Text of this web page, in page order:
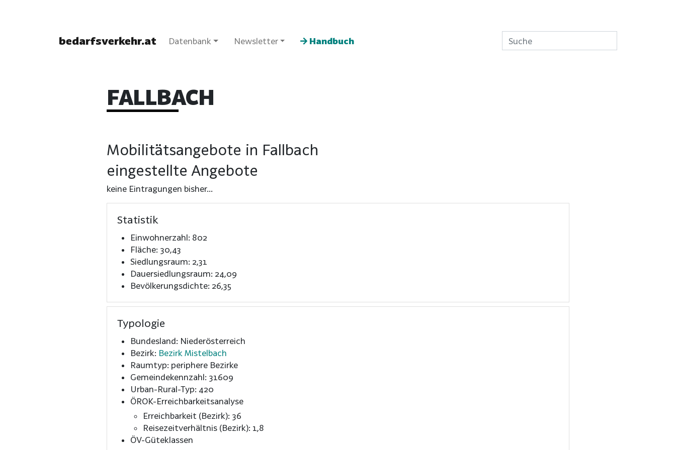
bedarfsverkehr.at Datenbank Newsletter Handbuch
FALLBACH
Mobilitätsangebote in Fallbach
eingestellte Angebote
keine Eintragungen bisher...
Statistik
Einwohnerzahl: 802
Fläche: 30,43
Siedlungsraum: 2,31
Dauersiedlungsraum: 24,09
Bevölkerungsdichte: 26,35
Typologie
Bundesland: Niederösterreich
Bezirk: Bezirk Mistelbach
Raumtyp: periphere Bezirke
Gemeindekennzahl: 31609
Urban-Rural-Typ: 420
ÖROK-Erreichbarkeitsanalyse
Erreichbarkeit (Bezirk): 36
Reisezeitverhältnis (Bezirk): 1,8
ÖV-Güteklassen